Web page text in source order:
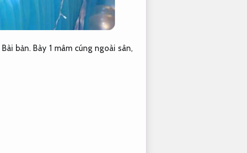
Bài bản. Bày 1 mâm cúng ngoài sân,